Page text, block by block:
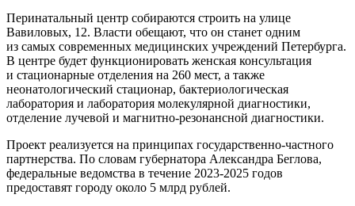
Перинатальный центр собираются строить на улице
Вавиловых, 12. Власти обещают, что он станет одним
из самых современных медицинских учреждений Петербурга.
В центре будет функционировать женская консультация
и стационарные отделения на 260 мест, а также
неонатологический стационар, бактериологическая
лаборатория и лаборатория молекулярной диагностики,
отделение лучевой и магнитно-резонансной диагностики.
Проект реализуется на принципах государственно-частного
партнерства. По словам губернатора Александра Беглова,
федеральные ведомства в течение 2023-2025 годов
предоставят городу около 5 млрд рублей.